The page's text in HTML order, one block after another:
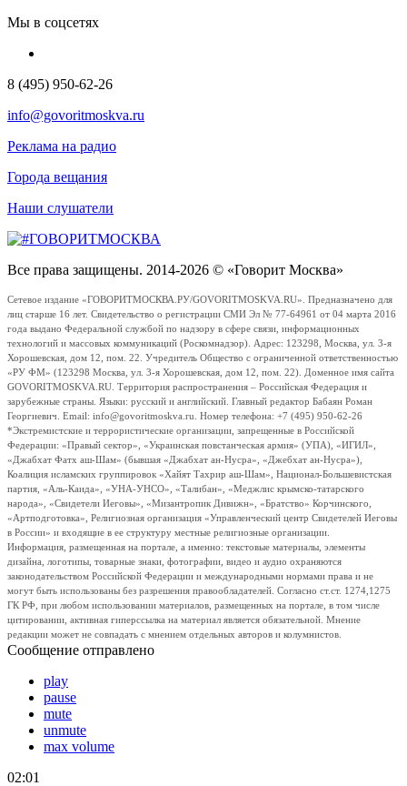
Мы в соцсетях
8 (495) 950-62-26
info@govoritmoskva.ru
Реклама на радио
Города вещания
Наши слушатели
Все права защищены. 2014-2026 © «Говорит Москва»
Сетевое издание «ГОВОРИТМОСКВА.РУ/GOVORITMOSKVA.RU». Предназначено для
лиц старше 16 лет. Свидетельство о регистрации СМИ Эл № 77-64961 от 04 марта 2016
года выдано Федеральной службой по надзору в сфере связи, информационных
технологий и массовых коммуникаций (Роскомнадзор). Адрес: 123298, Москва, ул. 3-я
Хорошевская, дом 12, пом. 22. Учредитель Общество с ограниченной ответственностью
«РУ ФМ» (123298 Москва, ул. 3-я Хорошевская, дом 12, пом. 22). Доменное имя сайта
GOVORITMOSKVA.RU. Территория распространения – Российская Федерация и
зарубежные страны. Языки: русский и английский. Главный редактор Бабаян Роман
Георгиевич. Email: info@govoritmoskva.ru. Номер телефона: +7 (495) 950-62-26
*Экстремистские и террористические организации, запрещенные в Российской
Федерации: «Правый сектор», «Украинская повстанческая армия» (УПА), «ИГИЛ»,
«Джабхат Фатх аш-Шам» (бывшая «Джабхат ан-Нусра», «Джебхат ан-Нусра»),
Коалиция исламских группировок «Хайят Тахрир аш-Шам», Национал-Большевистская
партия, «Аль-Каида», «УНА-УНСО», «Талибан», «Меджлис крымско-татарского
народа», «Свидетели Иеговы», «Мизантропик Дивижн», «Братство» Корчинского,
«Артподготовка», Религиозная организация «Управленческий центр Свидетелей Иеговы
в России» и входящие в ее структуру местные религиозные организации.
Информация, размещенная на портале, а именно: текстовые материалы, элементы
дизайна, логотипы, товарные знаки, фотографии, видео и аудио охраняются
законодательством Российской Федерации и международными нормами права и не
могут быть использованы без разрешения правообладателей. Согласно ст.ст. 1274,1275
ГК РФ, при любом использовании материалов, размещенных на портале, в том числе
цитировании, активная гиперссылка на материал является обязательной. Мнение
редакции может не совпадать с мнением отдельных авторов и колумнистов.
Сообщение отправлено
play
pause
mute
unmute
max volume
02:01